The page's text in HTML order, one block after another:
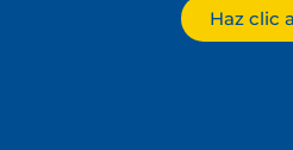
Haz clic